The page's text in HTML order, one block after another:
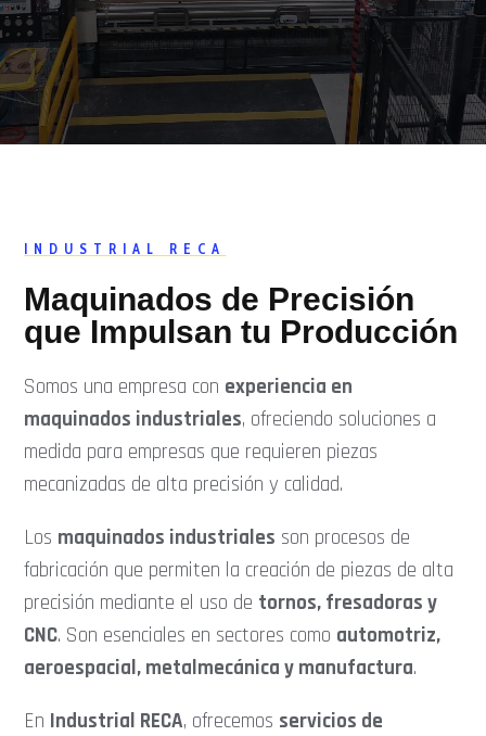
INDUSTRIAL RECA
Maquinados de Precisión
que Impulsan tu Producción
Somos una empresa con experiencia en
maquinados industriales, ofreciendo soluciones a
medida para empresas que requieren piezas
mecanizadas de alta precisión y calidad.
Los maquinados industriales son procesos de
fabricación que permiten la creación de piezas de alta
precisión mediante el uso de tornos, fresadoras y
CNC. Son esenciales en sectores como automotriz,
aeroespacial, metalmecánica y manufactura.
En Industrial RECA, ofrecemos servicios de